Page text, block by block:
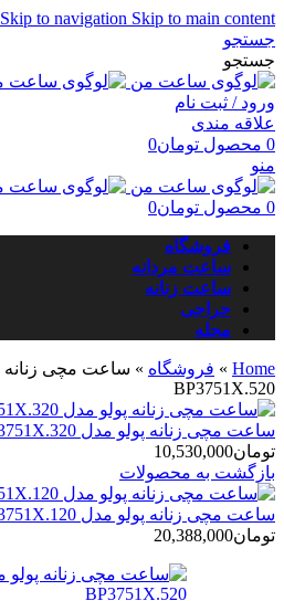
Skip to navigation Skip to main content
جستجو
جستجو
ورود / ثبت نام
علاقه مندی
0 محصول تومان0
منو
0 محصول تومان0
فروشگاه
ساعت مردانه
ساعت زنانه
حراجی
مجله
Home
» فروشگاه »
BP3751X.520
ساعت مچی زنانه پولو مدل POLO BP3751X.320
تومان10,530,000
بازگشت به محصولات
ساعت مچی زنانه پولو مدل POLO BP3751X.120
تومان20,388,000